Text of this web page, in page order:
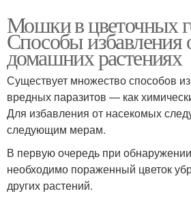
Препараты против
мошек
Земляные мошки
Мошки в цветочных
Способы избавления
домашних растениях
Существует множество способов
вредных паразитов — как
Для избавления от насекомых
следующим мерам.
В первую очередь при
необходимо пораженный цветок
других растений.